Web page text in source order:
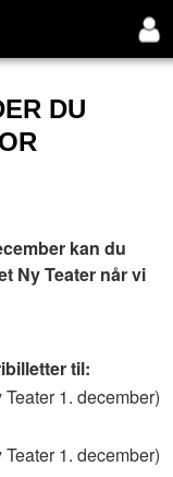
DU
kan du
Ny Teater når vi
til:
1. december)
1. december)